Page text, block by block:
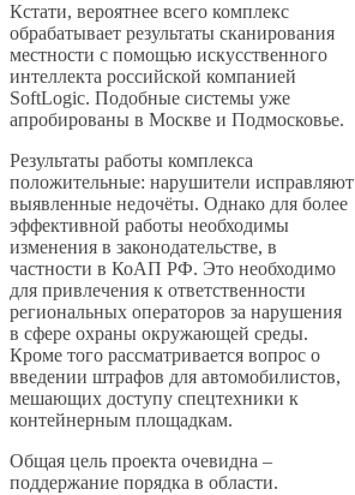
Кстати, вероятнее всего комплекс
обрабатывает результаты сканирования
местности с помощью искусственного
интеллекта российской компанией
SoftLogic. Подобные системы уже
апробированы в Москве и Подмосковье.
Результаты работы комплекса
положительные: нарушители исправляют
выявленные недочёты. Однако для более
эффективной работы необходимы
изменения в законодательстве, в
частности в КоАП РФ. Это необходимо
для привлечения к ответственности
региональных операторов за нарушения
в сфере охраны окружающей среды.
Кроме того рассматривается вопрос о
введении штрафов для автомобилистов,
мешающих доступу спецтехники к
контейнерным площадкам.
Общая цель проекта очевидна –
поддержание порядка в области.